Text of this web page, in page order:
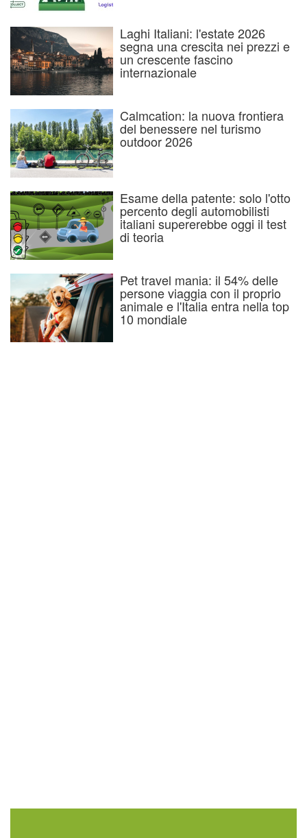
Laghi Italiani: l'estate 2026
segna una crescita nei prezzi e
un crescente fascino
internazionale
Calmcation: la nuova frontiera
del benessere nel turismo
outdoor 2026
Esame della patente: solo l'otto
percento degli automobilisti
italiani supererebbe oggi il test
di teoria
Pet travel mania: il 54% delle
persone viaggia con il proprio
animale e l'Italia entra nella top
10 mondiale